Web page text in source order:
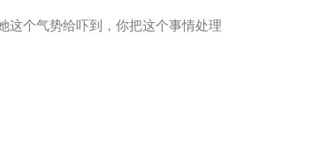
这个气势给吓到，你把这个事情处理